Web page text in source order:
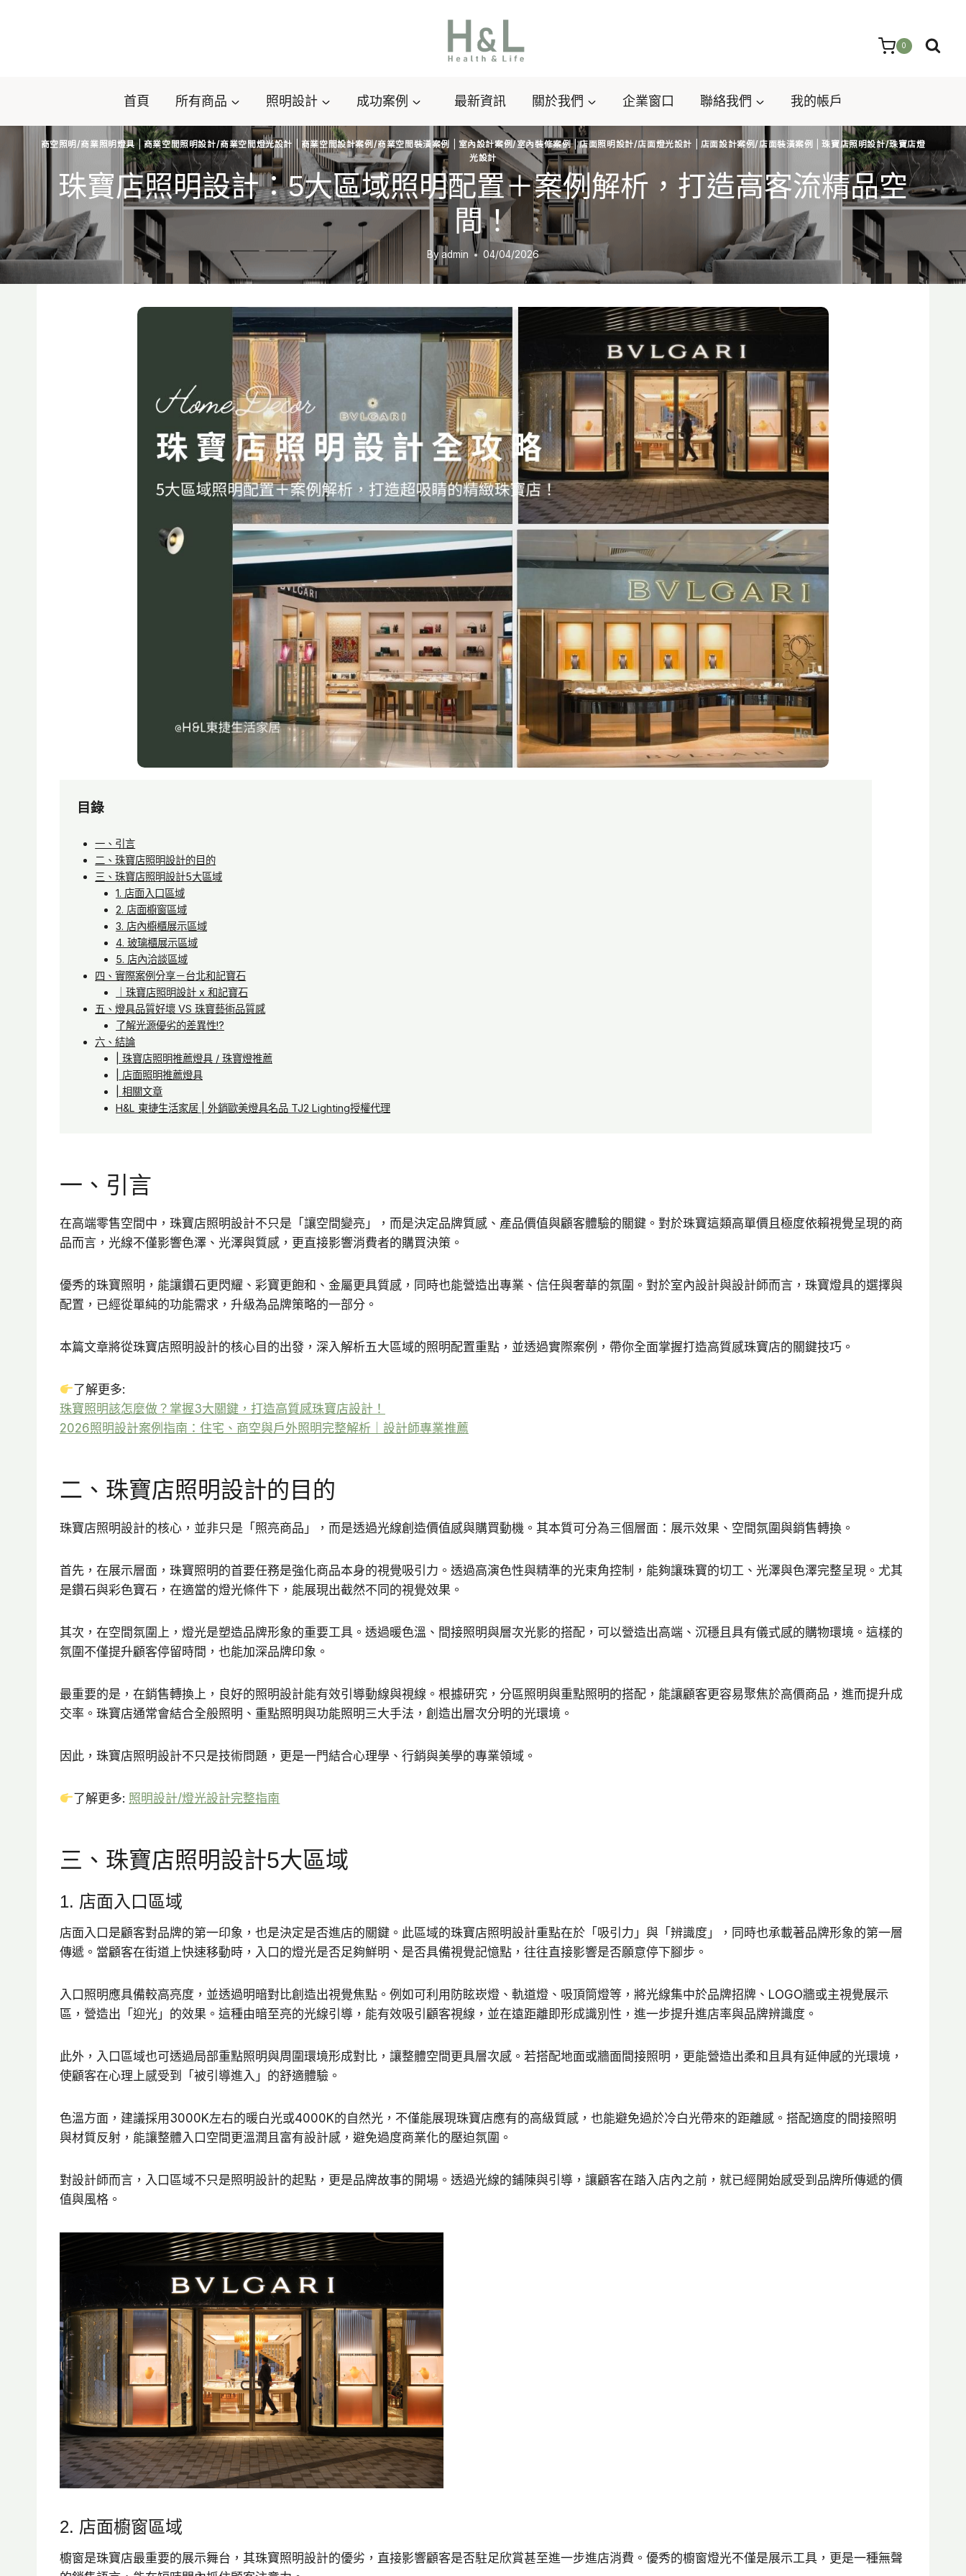
0
首頁 所有商品 照明設計 成功案例 最新資訊 關於我們 企業窗口 聯絡我們 我的帳戶
商空照明/商業照明燈具|商業空間照明設計/商業空間燈光設計 商業空間設計案例/商業空間裝潢案例 室內設計案例/室內裝修案例|店面照明設計/店面燈光設計 店面設計案例/店面裝潢案例 |珠寶店照明設計/珠寶店燈
光設計
珠寶店照明設計：5大區域照明配置＋案例解析，打造高客流精品空
間！
By admin 04/04/2026
目錄
一、引言
二、珠寶店照明設計的目的
三、珠寶店照明設計5大區域
1. 店面入口區域
2. 店面櫥窗區域
3. 店內櫥櫃展示區域
4. 玻璃櫃展示區域
5. 店內洽談區域
四、實際案例分享－台北和記寶石
｜珠寶店照明設計 x 和記寶石
五、燈具品質好壞 VS 珠寶藝術品質感
了解光源優劣的差異性!?
六、結論
| 珠寶店照明推薦燈具 / 珠寶燈推薦
| 店面照明推薦燈具
| 相關文章
H&L 東捷生活家居 | 外銷歐美燈具名品 TJ2 Lighting授權代理
一、引言
在高端零售空間中，珠寶店照明設計不只是「讓空間變亮」，而是決定品牌質感、產品價值與顧客體驗的關鍵。對於珠寶這類高單價且極度依賴視覺呈現的商
品而言，光線不僅影響色澤、光澤與質感，更直接影響消費者的購買決策。
優秀的珠寶照明，能讓鑽石更閃耀、彩寶更飽和、金屬更具質感，同時也能營造出專業、信任與奢華的氛圍。對於室內設計與設計師而言，珠寶燈具的選擇與
配置，已經從單純的功能需求，升級為品牌策略的一部分。
本篇文章將從珠寶店照明設計的核心目的出發，深入解析五大區域的照明配置重點，並透過實際案例，帶你全面掌握打造高質感珠寶店的關鍵技巧。
了解更多:
珠寶照明該怎麼做？掌握3大關鍵，打造高質感珠寶店設計！
2026照明設計案例指南：住宅、商空與戶外照明完整解析｜設計師專業推薦
二、珠寶店照明設計的目的
珠寶店照明設計的核心，並非只是「照亮商品」，而是透過光線創造價值感與購買動機。其本質可分為三個層面：展示效果、空間氛圍與銷售轉換。
首先，在展示層面，珠寶照明的首要任務是強化商品本身的視覺吸引力。透過高演色性與精準的光束角控制，能夠讓珠寶的切工、光澤與色澤完整呈現。尤其
是鑽石與彩色寶石，在適當的燈光條件下，能展現出截然不同的視覺效果。
其次，在空間氛圍上，燈光是塑造品牌形象的重要工具。透過暖色溫、間接照明與層次光影的搭配，可以營造出高端、沉穩且具有儀式感的購物環境。這樣的
氛圍不僅提升顧客停留時間，也能加深品牌印象。
最重要的是，在銷售轉換上，良好的照明設計能有效引導動線與視線。根據研究，分區照明與重點照明的搭配，能讓顧客更容易聚焦於高價商品，進而提升成
交率。珠寶店通常會結合全般照明、重點照明與功能照明三大手法，創造出層次分明的光環境。
因此，珠寶店照明設計不只是技術問題，更是一門結合心理學、行銷與美學的專業領域。
了解更多: 照明設計/燈光設計完整指南
三、珠寶店照明設計5大區域
1. 店面入口區域
店面入口是顧客對品牌的第一印象，也是決定是否進店的關鍵。此區域的珠寶店照明設計重點在於「吸引力」與「辨識度」，同時也承載著品牌形象的第一層
傳遞。當顧客在街道上快速移動時，入口的燈光是否足夠鮮明、是否具備視覺記憶點，往往直接影響是否願意停下腳步。
入口照明應具備較高亮度，並透過明暗對比創造出視覺焦點。例如可利用防眩崁燈、軌道燈、吸頂筒燈等，將光線集中於品牌招牌、LOGO牆或主視覺展示
區，營造出「迎光」的效果。這種由暗至亮的光線引導，能有效吸引顧客視線，並在遠距離即形成識別性，進一步提升進店率與品牌辨識度。
此外，入口區域也可透過局部重點照明與周圍環境形成對比，讓整體空間更具層次感。若搭配地面或牆面間接照明，更能營造出柔和且具有延伸感的光環境，
使顧客在心理上感受到「被引導進入」的舒適體驗。
色溫方面，建議採用3000K左右的暖白光或4000K的自然光，不僅能展現珠寶店應有的高級質感，也能避免過於冷白光帶來的距離感。搭配適度的間接照明
與材質反射，能讓整體入口空間更溫潤且富有設計感，避免過度商業化的壓迫氛圍。
對設計師而言，入口區域不只是照明設計的起點，更是品牌故事的開場。透過光線的鋪陳與引導，讓顧客在踏入店內之前，就已經開始感受到品牌所傳遞的價
值與風格。
2. 店面櫥窗區域
櫥窗是珠寶店最重要的展示舞台，其珠寶照明設計的優劣，直接影響顧客是否駐足欣賞甚至進一步進店消費。優秀的櫥窗燈光不僅是展示工具，更是一種無聲